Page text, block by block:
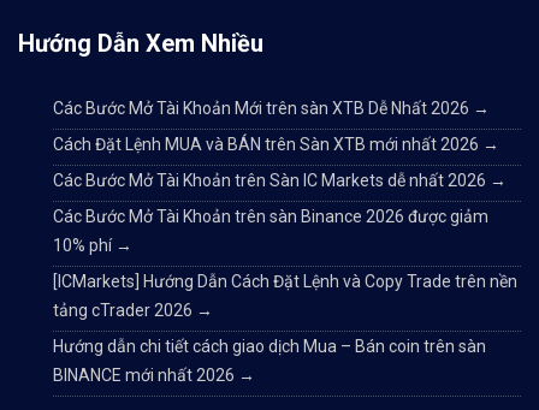
Hướng Dẫn Xem Nhiều
Các Bước Mở Tài Khoản Mới trên sàn XTB Dễ Nhất 2026 →
Cách Đặt Lệnh MUA và BÁN trên Sàn XTB mới nhất 2026 →
Các Bước Mở Tài Khoản trên Sàn IC Markets dễ nhất 2026 →
Các Bước Mở Tài Khoản trên sàn Binance 2026 được giảm
10% phí →
[ICMarkets] Hướng Dẫn Cách Đặt Lệnh và Copy Trade trên nền
tảng cTrader 2026 →
Hướng dẫn chi tiết cách giao dịch Mua – Bán coin trên sàn
BINANCE mới nhất 2026 →